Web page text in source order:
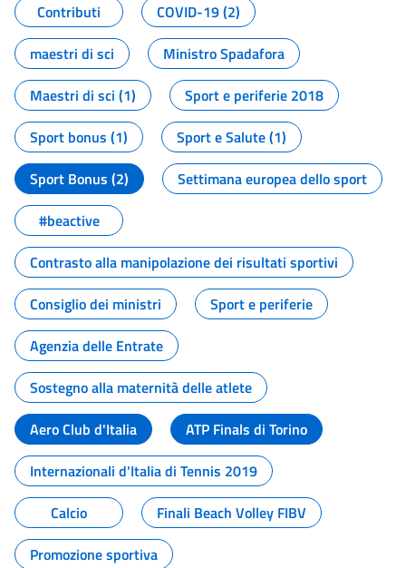
Contributi
COVID-19 (2)
maestri di sci
Ministro Spadafora
Maestri di sci (1)
Sport e periferie 2018
Sport bonus (1)
Sport e Salute (1)
Sport Bonus (2)
Settimana europea dello sport
#beactive
Contrasto alla manipolazione dei risultati sportivi
Consiglio dei ministri
Sport e periferie
Agenzia delle Entrate
Sostegno alla maternità delle atlete
Aero Club d'Italia
ATP Finals di Torino
Internazionali d'Italia di Tennis 2019
Calcio
Finali Beach Volley FIBV
Promozione sportiva